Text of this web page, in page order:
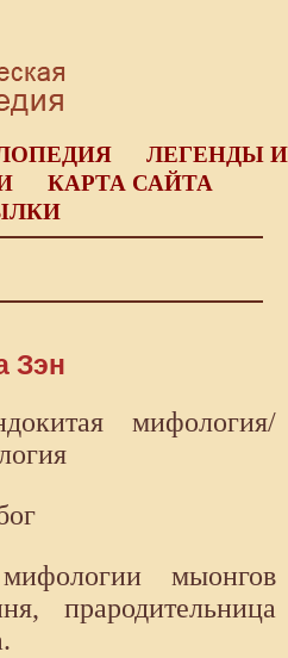
ЛЕГЕНДЫ И
КАРТА САЙТА
Зэн
мифология/
мыонгов
прародительница